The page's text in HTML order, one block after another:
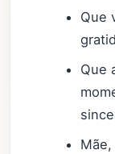
Que
Que